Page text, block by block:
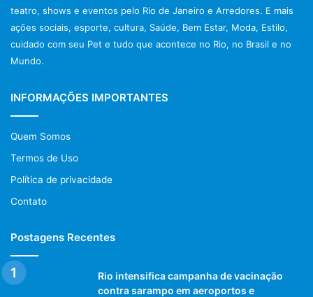
teatro, shows e eventos pelo Rio de Janeiro e Arredores. E mais
ações sociais, esporte, cultura, Saúde, Bem Estar, Moda, Estilo,
cuidado com seu Pet e tudo que acontece no Rio, no Brasil e no
Mundo.
INFORMAÇÕES IMPORTANTES
Quem Somos
Termos de Uso
Política de privacidade
Contato
Postagens Recentes
Rio intensifica campanha de vacinação
contra sarampo em aeroportos e